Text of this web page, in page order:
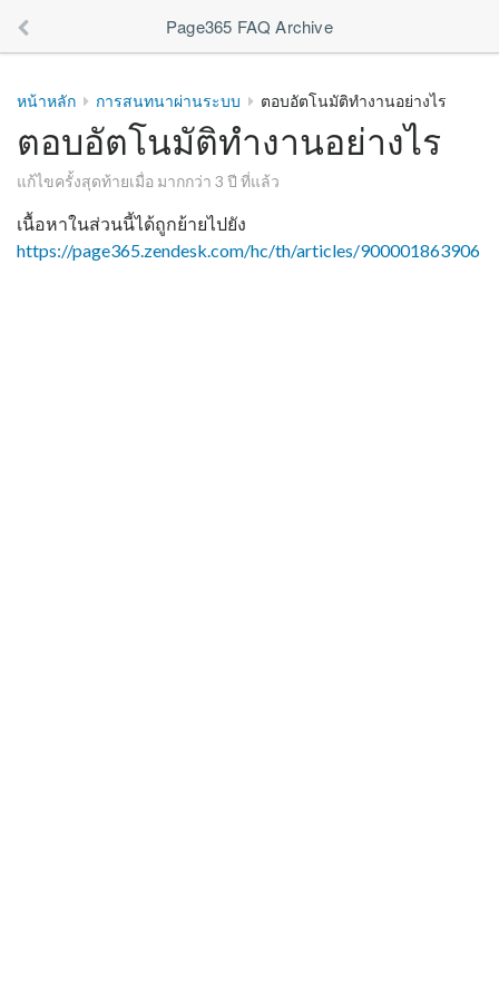
Page365 FAQ Archive
หน้าหลัก การสนทนาผ่านระบบ ตอบอัตโนมัติทำงานอย่างไร
ตอบอัตโนมัติทำงานอย่างไร
แก้ไขครั้งสุดท้ายเมื่อ มากกว่า 3 ปี ที่แล้ว
เนื้อหาในส่วนนี้ได้ถูกย้ายไปยัง
https://page365.zendesk.com/hc/th/articles/900001863906